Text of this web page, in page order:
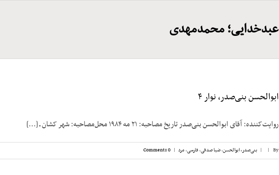
عبدخدایی؛ محمدمهدی
ابوالحسن بنی‌صدر، نوار ۴
روایت‌کننده: آقای ابوالحسن بنی‌صدر تاریخ مصاحبه: ۲۱ مه ۱۹۸۴ محل‌مصاحبه: شهر کشان ـ [...]
By
|
| بنی‌صدر، ابوالحسن,ضیا صدقی,فارسی,مرد |
0 Comments